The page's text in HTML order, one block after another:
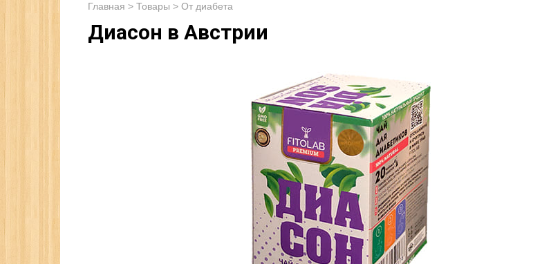
Главная > Товары > От диабета
Диасон в Австрии